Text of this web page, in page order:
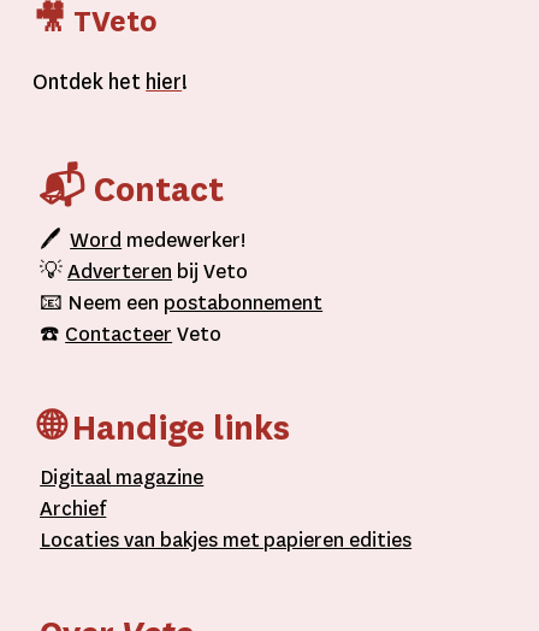
🎥 TVeto
Ontdek het hier!
📬 Contact
🖊Word medewerker!
💡Adverteren bij Veto
📧 Neem een postabonnement
☎️ Contacteer Veto
🌐 Handige links
Digitaal magazine
Archief
Locaties van bakjes metpapieren edities